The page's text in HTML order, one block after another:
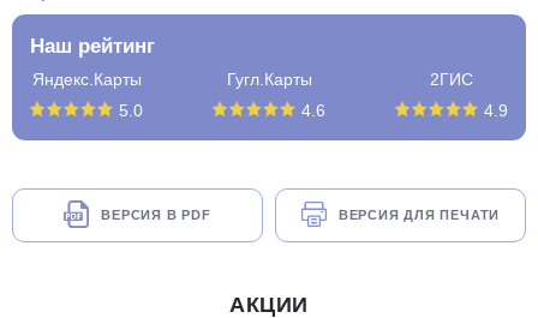
Наш рейтинг
Яндекс.Карты
5.0
Гугл.Карты
4.6
2ГИС
4.9
ВЕРСИЯ В PDF ВЕРСИЯ ДЛЯ ПЕЧАТИ
АКЦИИ